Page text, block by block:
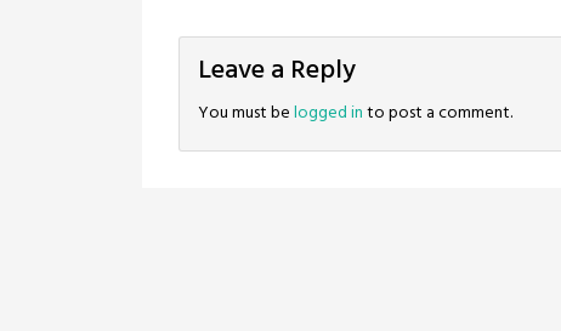
navigation
Leave a Reply
You must belogged into post a comment.